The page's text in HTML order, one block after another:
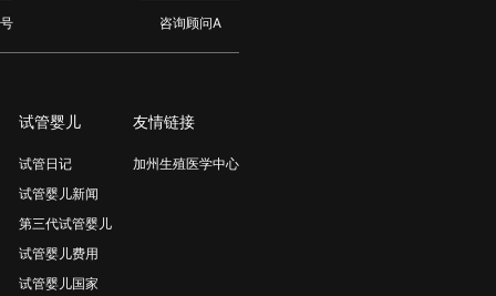
咨询顾问A
试管婴儿
试管日记
试管婴儿新闻
第三代试管婴儿
试管婴儿费用
试管婴儿国家
友情链接
加州生殖医学中心